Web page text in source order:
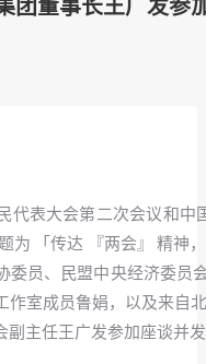
团董事长王广发参
代表大会第二次会议和
为 「传达 『两会』 精
委员、民盟中央经济委
作室成员鲁娟，以及来自
副主任王广发参加座谈并